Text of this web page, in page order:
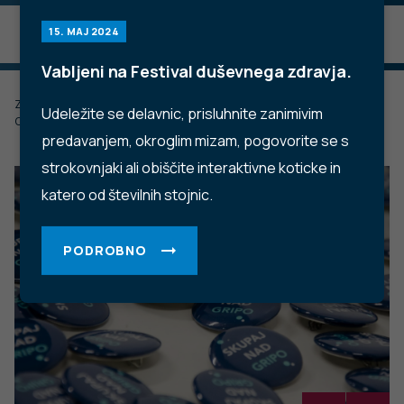
15. MAJ 2024
Vabljeni na Festival duševnega zdravja.
Udeležite se delavnic, prisluhnite zanimivim
predavanjem, okroglim mizam, pogovorite se s
strokovnjaki ali obiščite interaktivne koticke in
katero od številnih stojnic.
PODROBNO
Zadnje posodobljeno: 18.11.2022
Objavljeno: 18.11.2017